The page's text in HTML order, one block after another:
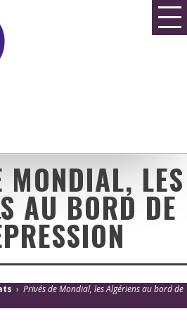
MONDIAL, LES
AU BORD DE
› Privés de Mondial, les Algériens au bord de